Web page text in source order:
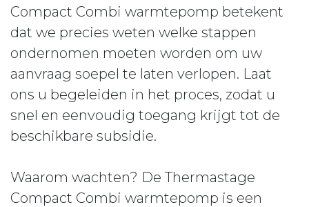
Compact Combi warmtepomp betekent
dat we precies weten welke stappen
ondernomen moeten worden om uw
aanvraag soepel te laten verlopen. Laat
ons u begeleiden in het proces, zodat u
snel en eenvoudig toegang krijgt tot de
beschikbare subsidie.
Waarom wachten? De Thermastage
Compact Combi warmtepomp is een